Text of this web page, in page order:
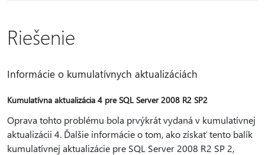
Riešenie
Informácie o kumulatívnych aktualizáciách
Kumulatívna aktualizácia 4 pre SQL Server 2008 R2 SP2
Oprava tohto problému bola prvýkrát vydaná v kumulatívnej
aktualizácii 4. Ďalšie informácie o tom, ako získať tento balík
kumulatívnej aktualizácie pre SQL Server 2008 R2 SP 2,